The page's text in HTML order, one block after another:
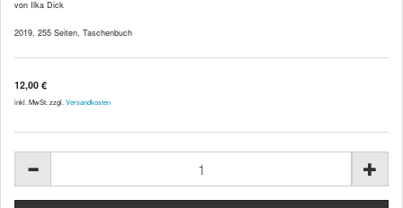
von Ilka Dick
2019, 255 Seiten, Taschenbuch
12,00 €
inkl. MwSt. zzgl. Versandkosten